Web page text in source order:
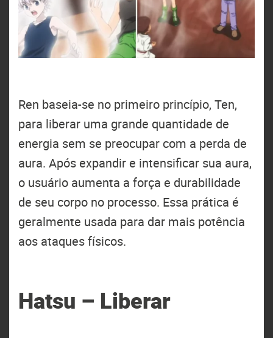
Ren baseia-se no primeiro princípio, Ten,
para liberar uma grande quantidade de
energia sem se preocupar com a perda de
aura. Após expandir e intensificar sua aura,
o usuário aumenta a força e durabilidade
de seu corpo no processo. Essa prática é
geralmente usada para dar mais potência
aos ataques físicos.
Hatsu – Liberar